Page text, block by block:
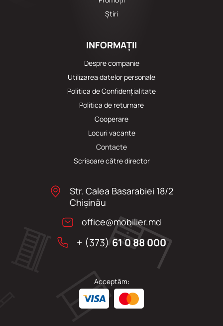
Știri
INFORMAȚII
Despre companie
Utilizarea datelor personale
Politica de Confidențialitate
Politica de returnare
Cooperare
Locuri vacante
Сontacte
Scrisoare către director
Str. Calea Basarabiei 18/2
Chişinău
office@mobilier.md
+ (373)61 0 88 000
Acceptăm: